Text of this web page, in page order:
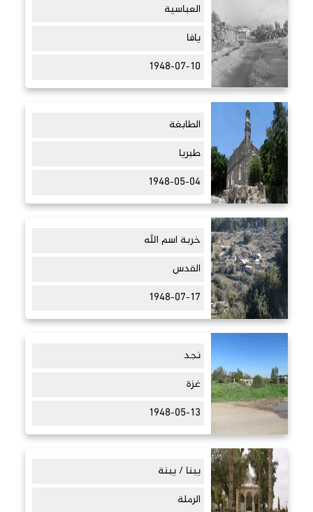
العباسية
يافا
1948-07-10
الطابغة
طبريا
1948-05-04
خربة اسم الله
القدس
1948-07-17
نجد
غزة
1948-05-13
يبنا / يبنة
الرملة